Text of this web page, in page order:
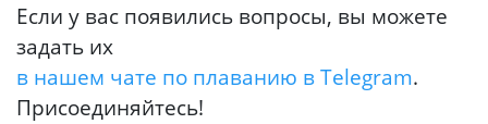
Если у вас появились вопросы, вы можете
задать их
в нашем чате по плаванию в Telegram.
Присоединяйтесь!